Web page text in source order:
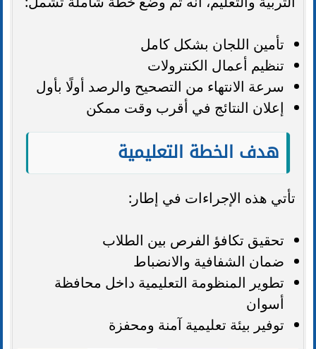
تأمين اللجان بشكل كامل
تنظيم أعمال الكنترولات
سرعة الانتهاء من التصحيح والرصد أولًا بأول
إعلان النتائج في أقرب وقت ممكن
هدف الخطة التعليمية
تأتي هذه الإجراءات في إطار:
تحقيق تكافؤ الفرص بين الطلاب
ضمان الشفافية والانضباط
تطوير المنظومة التعليمية داخل محافظة
أسوان
توفير بيئة تعليمية آمنة ومحفزة